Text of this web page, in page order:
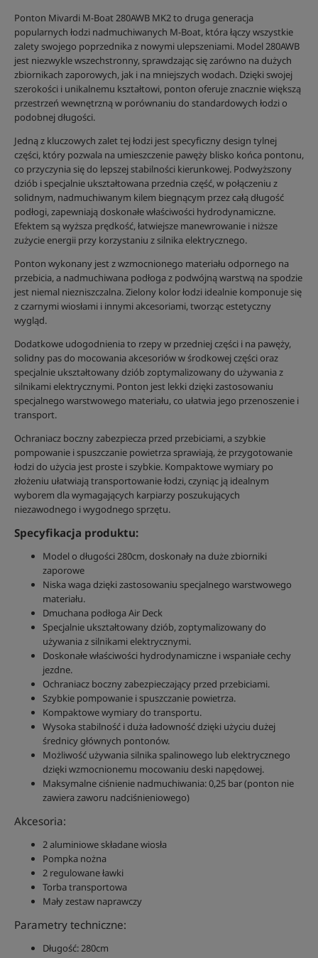
Ponton Mivardi M-Boat 280AWB MK2 to druga generacja
popularnych łodzi nadmuchiwanych M-Boat, która łączy wszystkie
zalety swojego poprzednika z nowymi ulepszeniami. Model 280AWB
jest niezwykle wszechstronny, sprawdzając się zarówno na dużych
zbiornikach zaporowych, jak i na mniejszych wodach. Dzięki swojej
szerokości i unikalnemu kształtowi, ponton oferuje znacznie większą
przestrzeń wewnętrzną w porównaniu do standardowych łodzi o
podobnej długości.
Jedną z kluczowych zalet tej łodzi jest specyficzny design tylnej
części, który pozwala na umieszczenie pawęży blisko końca pontonu,
co przyczynia się do lepszej stabilności kierunkowej. Podwyższony
dziób i specjalnie ukształtowana przednia część, w połączeniu z
solidnym, nadmuchiwanym kilem biegnącym przez całą długość
podłogi, zapewniają doskonałe właściwości hydrodynamiczne.
Efektem są wyższa prędkość, łatwiejsze manewrowanie i niższe
zużycie energii przy korzystaniu z silnika elektrycznego.
Ponton wykonany jest z wzmocnionego materiału odpornego na
przebicia, a nadmuchiwana podłoga z podwójną warstwą na spodzie
jest niemal niezniszczalna. Zielony kolor łodzi idealnie komponuje się
z czarnymi wiosłami i innymi akcesoriami, tworząc estetyczny
wygląd.
Dodatkowe udogodnienia to rzepy w przedniej części i na pawęży,
solidny pas do mocowania akcesoriów w środkowej części oraz
specjalnie ukształtowany dziób zoptymalizowany do używania z
silnikami elektrycznymi. Ponton jest lekki dzięki zastosowaniu
specjalnego warstwowego materiału, co ułatwia jego przenoszenie i
transport.
Ochraniacz boczny zabezpiecza przed przebiciami, a szybkie
pompowanie i spuszczanie powietrza sprawiają, że przygotowanie
łodzi do użycia jest proste i szybkie. Kompaktowe wymiary po
złożeniu ułatwiają transportowanie łodzi, czyniąc ją idealnym
wyborem dla wymagających karpiarzy poszukujących
niezawodnego i wygodnego sprzętu.
Specyfikacja produktu:
Model o długości 280cm, doskonały na duże zbiorniki
zaporowe
Niska waga dzięki zastosowaniu specjalnego warstwowego
materiału.
Dmuchana podłoga Air Deck
Specjalnie ukształtowany dziób, zoptymalizowany do
używania z silnikami elektrycznymi.
Doskonałe właściwości hydrodynamiczne i wspaniałe cechy
jezdne.
Ochraniacz boczny zabezpieczający przed przebiciami.
Szybkie pompowanie i spuszczanie powietrza.
Kompaktowe wymiary do transportu.
Wysoka stabilność i duża ładowność dzięki użyciu dużej
średnicy głównych pontonów.
Możliwość używania silnika spalinowego lub elektrycznego
dzięki wzmocnionemu mocowaniu deski napędowej.
Maksymalne ciśnienie nadmuchiwania: 0,25 bar (ponton nie
zawiera zaworu nadciśnieniowego)
Akcesoria:
2 aluminiowe składane wiosła
Pompka nożna
2 regulowane ławki
Torba transportowa
Mały zestaw naprawczy
Parametry techniczne:
Długość: 280cm